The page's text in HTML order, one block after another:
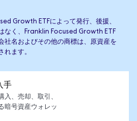
Growth ETFによって発行、後援、
なく、Franklin Focused Growth ETF
社名およびその他の商標は、原資産を
れます。
手
、売却、取引、
暗号資産ウォレッ